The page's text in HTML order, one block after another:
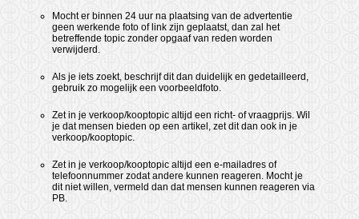
Mocht er binnen 24 uur na plaatsing van de advertentie
geen werkende foto of link zijn geplaatst, dan zal het
betreffende topic zonder opgaaf van reden worden
verwijderd.
Als je iets zoekt, beschrijf dit dan duidelijk en gedetailleerd,
gebruik zo mogelijk een voorbeeldfoto.
Zet in je verkoop/kooptopic altijd een richt- of vraagprijs. Wil
je dat mensen bieden op een artikel, zet dit dan ook in je
verkoop/kooptopic.
Zet in je verkoop/kooptopic altijd een e-mailadres of
telefoonnummer zodat andere kunnen reageren. Mocht je
dit niet willen, vermeld dan dat mensen kunnen reageren via
PB.